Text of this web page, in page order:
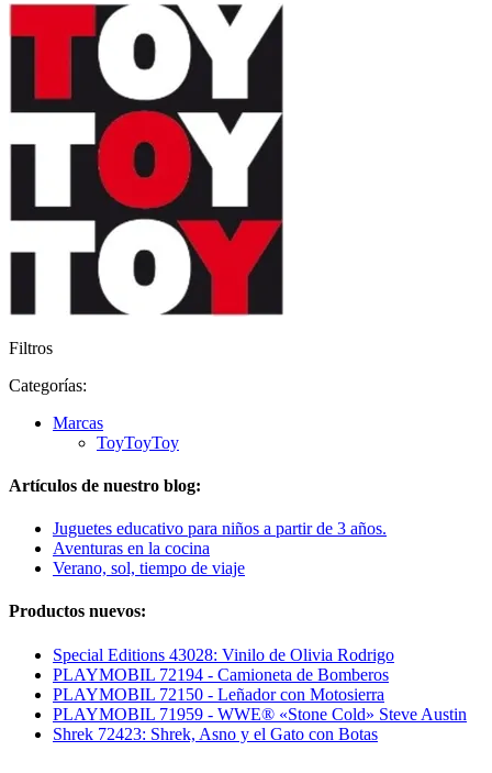
Filtros
Categorías:
Marcas
ToyToyToy
Artículos de nuestro blog:
Juguetes educativo para niños a partir de 3 años.
Aventuras en la cocina
Verano, sol, tiempo de viaje
Productos nuevos:
Special Editions 43028: Vinilo de Olivia Rodrigo
PLAYMOBIL 72194 - Camioneta de Bomberos
PLAYMOBIL 72150 - Leñador con Motosierra
PLAYMOBIL 71959 - WWE® «Stone Cold» Steve Austin
Shrek 72423: Shrek, Asno y el Gato con Botas